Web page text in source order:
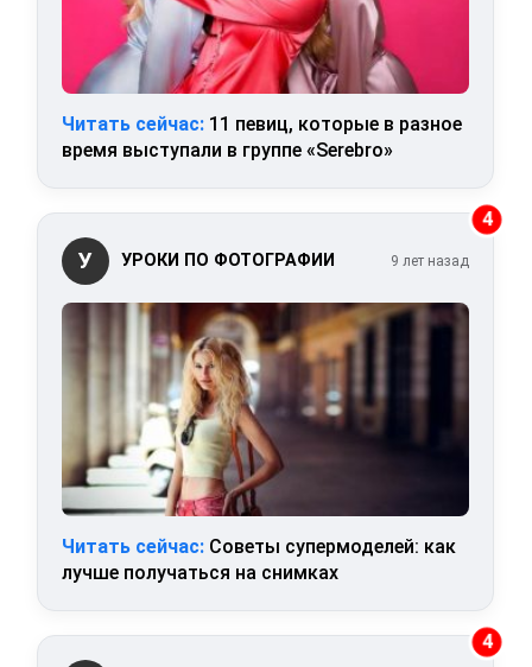
Читать сейчас: 11 певиц, которые в разное
время выступали в группе «Serebro»
4
У УРОКИ ПО ФОТОГРАФИИ 9 лет назад
Читать сейчас: Советы супермоделей: как
лучше получаться на снимках
4